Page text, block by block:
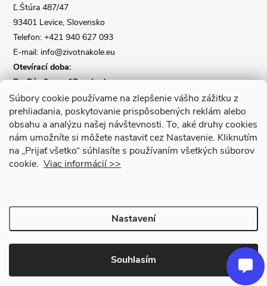
Súbory cookie používame na zlepšenie vášho zážitku z
prehliadania, poskytovanie prispôsobených reklám alebo
obsahu a analýzu našej návštevnosti. To, aké druhy cookies
nám umožníte si môžete nastaviť cez Nastavenie. Kliknutím
na „Prijať všetko“ súhlasíte s používaním všetkých súborov
cookie. Viac informácií >>
Nastavení
Souhlasím
Ľ.Štúra 487/47
93401 Levice, Slovensko
Telefon: +421 940 627 093
E-mail: info@zivotnakole.eu
Otevírací doba:
Po-Pá : 9,oo - 17,oo hod
So : 9,oo - 12,oo | Ne : Zavřeno
Kontaktní formulář
Copyright 2026Život na kole. Všechna práva vyhrazena.Upravit
nastavení cookies